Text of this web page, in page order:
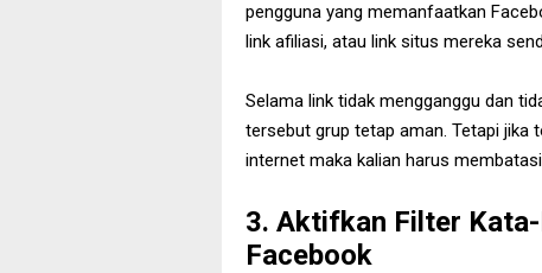
pengguna yang memanfaatkan
link afiliasi, atau link situs mereka
Selama link tidak mengganggu dan
tersebut grup tetap aman. Tetapi jika
internet maka kalian harus
3. Aktifkan Filter
Facebook